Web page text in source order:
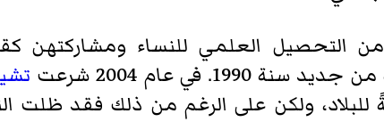
التحصيل العلمي للنساء ومشاركتهن
1990. في عام 2004 شرعت
للبلاد، ولكن على الرغم من ذلك فقد ظلت